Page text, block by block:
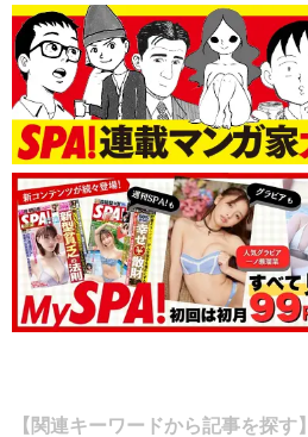
【関連キーワードから記事を探す】